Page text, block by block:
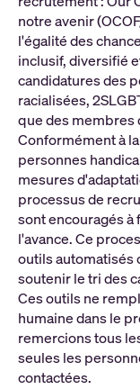
notre avenir
l'égalité des
inclusif, diversifié
candidatures des
racialisées,
que des membres
Conformément à
personnes
mesures
processus de
sont encouragés
l'avance. Ce
outils
soutenir le tri des
Ces outils ne
humaine dans le
remercions tous
seules les
contactées.